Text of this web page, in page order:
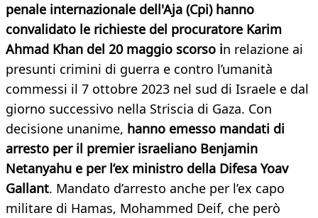
penale internazionale dell'Aja (Cpi) hanno
convalidato le richieste del procuratore Karim
Ahmad Khan del 20 maggio scorso in relazione ai
presunti crimini di guerra e contro l’umanità
commessi il 7 ottobre 2023 nel sud di Israele e dal
giorno successivo nella Striscia di Gaza. Con
decisione unanime, hanno emesso mandati di
arresto per il premier israeliano Benjamin
Netanyahu e per l’ex ministro della Difesa Yoav
Gallant. Mandato d’arresto anche per l’ex capo
militare di Hamas, Mohammed Deif, che però